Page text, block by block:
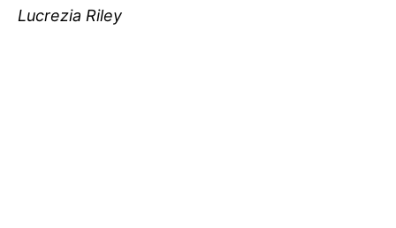
Lucrezia Riley